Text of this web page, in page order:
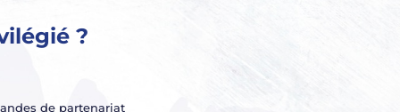
?
de partenariat